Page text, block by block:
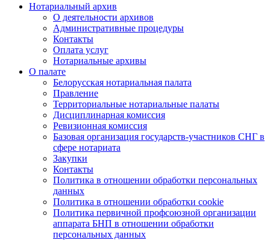
Нотариальный архив
О деятельности архивов
Административные процедуры
Контакты
Оплата услуг
Нотариальные архивы
О палате
Белорусская нотариальная палата
Правление
Территориальные нотариальные палаты
Дисциплинарная комиссия
Ревизионная комиссия
Базовая организация государств-участников СНГ в
сфере нотариата
Закупки
Контакты
Политика в отношении обработки персональных
данных
Политика в отношении обработки cookie
Политика первичной профсоюзной организации
аппарата БНП в отношении обработки
персональных данных